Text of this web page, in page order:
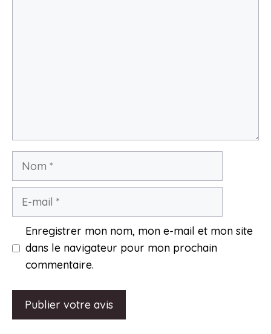
Nom
Enregistrer mon nom, mon e-mail et mon site
dans le navigateur pour mon prochain
commentaire.